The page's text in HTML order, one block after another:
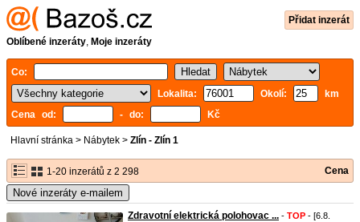
Přidat inzerát
Oblíbené inzeráty, Moje inzeráty
Co:
Lokalita:
Okolí:
km
Cena od:
- do: Kč
Hlavní stránka > Nábytek > Zlín - Zlín 1
1-20 inzerátů z 2 298 Cena
Nové inzeráty e-mailem
Zdravotní elektrická polohovac ... - TOP - [6.8.